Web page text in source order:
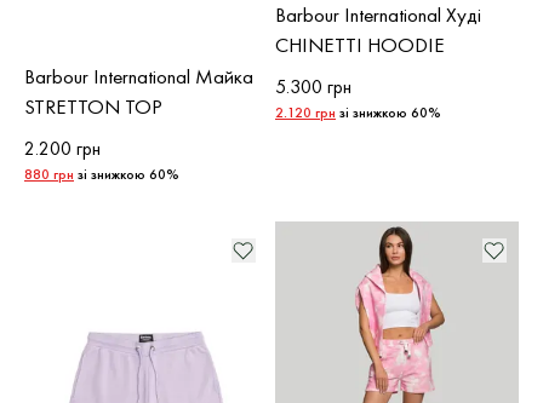
Barbour International Майка
STRETTON TOP
2.200 грн
880 грн зі знижкою 60%
Barbour International Худі
CHINETTI HOODIE
5.300 грн
2.120 грн зі знижкою 60%